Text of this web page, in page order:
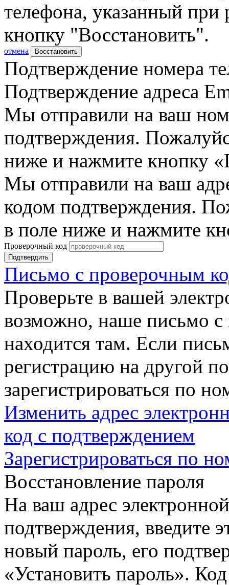
телефона, указанный при
кнопку "Восстановить".
отмена Восстановить
Подтверждение номера
Подтверждение адреса
Мы отправили на ваш
подтверждения.
ниже и нажмите кнопку
Мы отправили на ваш
кодом подтверждения.
в поле ниже и нажмите
Проверочный код
Подтвердить
Письмо с проверочным
Проверьте в вашей
возможно, наше письмо с
находится там. Если
регистрацию на другой
зарегистрироваться по
Изменить адрес
код с подтверждением
Зарегистрироваться по
Восстановление пароля
На ваш адрес
подтверждения, введите
новый пароль, его
«Установить пароль».